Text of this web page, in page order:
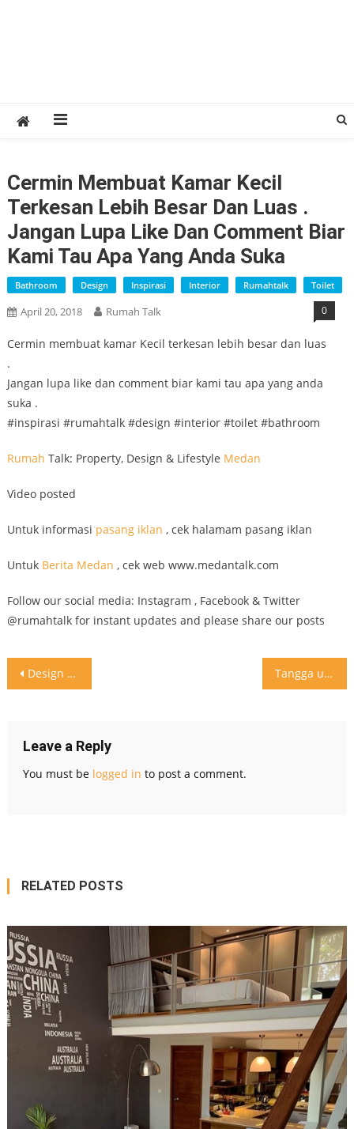
Cermin Membuat Kamar Kecil
Terkesan Lebih Besar Dan Luas .
Jangan Lupa Like Dan Comment Biar
Kami Tau Apa Yang Anda Suka
Bathroom Design Inspirasi Interior Rumahtalk Toilet
April 20, 2018 Rumah Talk 0
Cermin membuat kamar Kecil terkesan lebih besar dan luas
.
Jangan lupa like dan comment biar kami tau apa yang anda
suka .
#inspirasi #rumahtalk #design #interior #toilet #bathroom
Rumah Talk: Property, Design & Lifestyle Medan
Video posted
Untuk informasi pasang iklan , cek halamam pasang iklan
Untuk Berita Medan , cek web www.medantalk.com
Follow our social media: Instagram , Facebook & Twitter
@rumahtalk for instant updates and please share our posts
Post
Design ruang tamu atau ruang keluarga untuk rumah interior minimalist . Jangan lupa like dan comment biar kami tau apa yang anda suka Tangga unik, beton kombinasi dengan balok kayu bisa menjadi inspirasi rumah anda . Jangan lupa like dan comment biar kami tau apa yang anda suka
Leave a Reply
You must be logged in to post a comment.
RELATED POSTS